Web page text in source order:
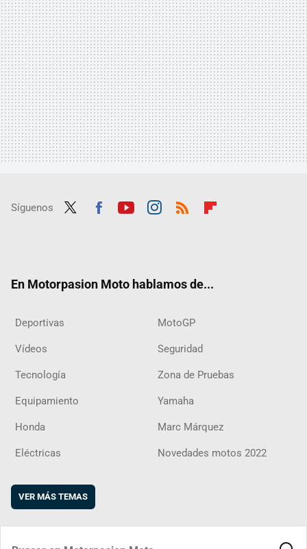
Síguenos
En Motorpasion Moto hablamos de...
Deportivas MotoGP
Vídeos Seguridad
Tecnología Zona de Pruebas
Equipamiento Yamaha
Honda Marc Márquez
Eléctricas Novedades motos 2022
VER MÁS TEMAS